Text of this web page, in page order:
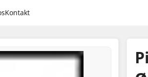
Kontakt